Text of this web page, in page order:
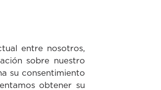
entre nosotros,
sobre nuestro
su consentimiento
obtener su